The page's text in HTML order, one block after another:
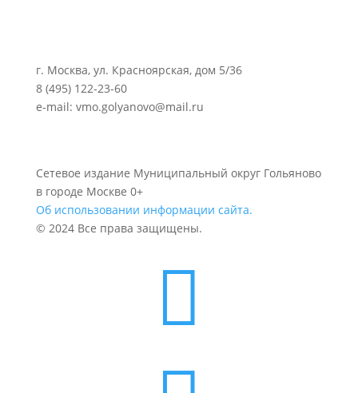
г. Москва, ул. Красноярская, дом 5/36
8 (495) 122-23-60
e-mail: vmo.golyanovo@mail.ru
Сетевое издание Муниципальный округ Гольяново
в городе Москве 0+
Об использовании информации сайта.
© 2024 Все права защищены.
